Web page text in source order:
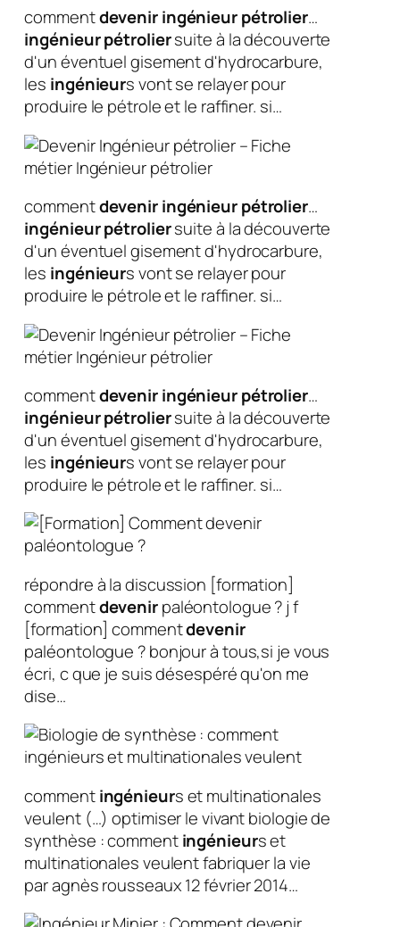
commentdeveniringénieurpétrolier…
ingénieurpétroliersuite à la découverte
d'un éventuel gisement d'hydrocarbure,
les ingénieurs vont se relayer pour
produire le pétrole et le raffiner. si…
commentdeveniringénieurpétrolier…
ingénieurpétroliersuite à la découverte
d'un éventuel gisement d'hydrocarbure,
les ingénieurs vont se relayer pour
produire le pétrole et le raffiner. si…
commentdeveniringénieurpétrolier…
ingénieurpétroliersuite à la découverte
d'un éventuel gisement d'hydrocarbure,
les ingénieurs vont se relayer pour
produire le pétrole et le raffiner. si…
répondre à la discussion [formation]
commentdevenirpaléontologue ? j f
[formation] commentdevenir
paléontologue ? bonjour à tous,si je vous
écri, c que je suis désespéré qu'on me
dise…
commentingénieurs et multinationales
veulent (…) optimiser le vivant biologie de
synthèse : commentingénieurs et
multinationales veulent fabriquer la vie
par agnès rousseaux 12 février 2014…